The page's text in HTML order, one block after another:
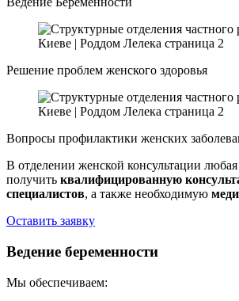
Решение проблем женского здоровья
Вопросы профилактики женских
В отделении женской консультации
получить квалифицированную
специалистов, а также необходимую
Оставить заявку
Ведение беременности
Мы обеспечиваем: